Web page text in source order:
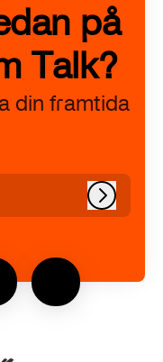
på
Talk?
din framtida
Logga in